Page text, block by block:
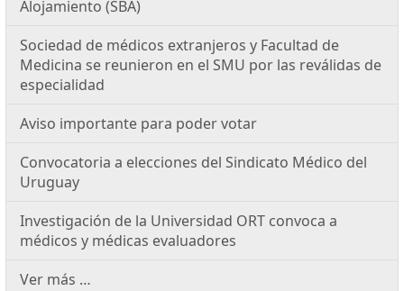
Alojamiento (SBA)
Sociedad de médicos extranjeros y Facultad de
Medicina se reunieron en el SMU por las reválidas de
especialidad
Aviso importante para poder votar
Convocatoria a elecciones del Sindicato Médico del
Uruguay
Investigación de la Universidad ORT convoca a
médicos y médicas evaluadores
Ver más …